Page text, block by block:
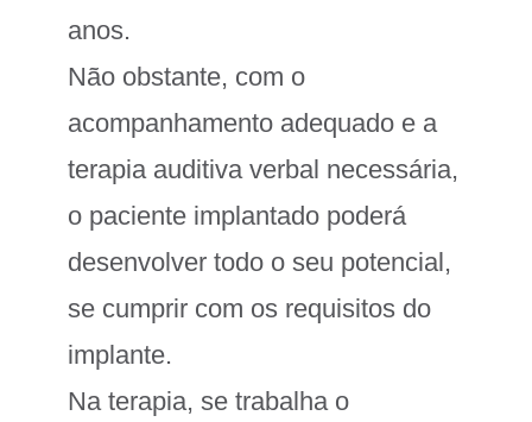
anos.
Não obstante, com o
acompanhamento adequado e a
terapia auditiva verbal necessária,
o paciente implantado poderá
desenvolver todo o seu potencial,
se cumprir com os requisitos do
implante.
Na terapia, se trabalha o